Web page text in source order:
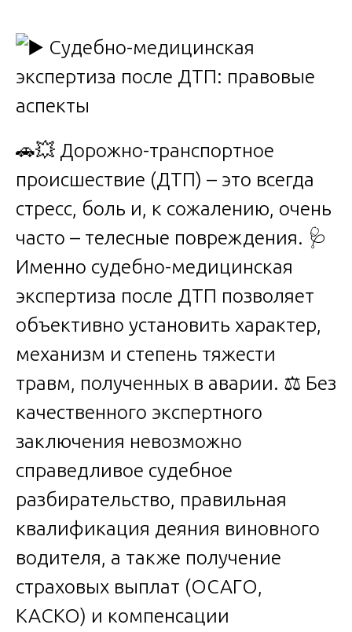
🚗💥 Дорожно-транспортное
происшествие (ДТП) – это всегда
стресс, боль и, к сожалению, очень
часто – телесные повреждения. 🩺
Именно судебно-медицинская
экспертиза после ДТП позволяет
объективно установить характер,
механизм и степень тяжести
травм, полученных в аварии. ⚖️ Без
качественного экспертного
заключения невозможно
справедливое судебное
разбирательство, правильная
квалификация деяния виновного
водителя, а также получение
страховых выплат (ОСАГО,
КАСКО) и компенсации